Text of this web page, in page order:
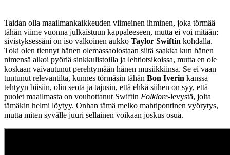
Taidan olla maailmankaikkeuden viimeinen ihminen, joka törmää
tähän viime vuonna julkaistuun kappaleeseen, mutta ei voi mitään:
sivistyksessäni on iso valkoinen aukko Taylor Swiftin kohdalla.
Toki olen tiennyt hänen olemassaolostaan siitä saakka kun hänen
nimensä alkoi pyöriä sinkkulistoilla ja lehtiotsikoissa, mutta en ole
koskaan vaivautunut perehtymään hänen musiikkiinsa. Se ei vaan
tuntunut relevantilta, kunnes törmäsin tähän Bon Iverin kanssa
tehtyyn biisiin, olin seota ja tajusin, että ehkä siihen on syy, että
puolet maailmasta on vouhottanut Swiftin Folklore-levystä, jolta
tämäkin helmi löytyy. Onhan tämä melko mahtipontinen vyörytys,
mutta miten syvälle juuri sellainen voikaan joskus osua.